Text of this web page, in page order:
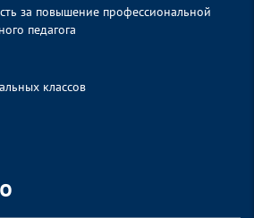
за повышение профессиональной
педагога
классов